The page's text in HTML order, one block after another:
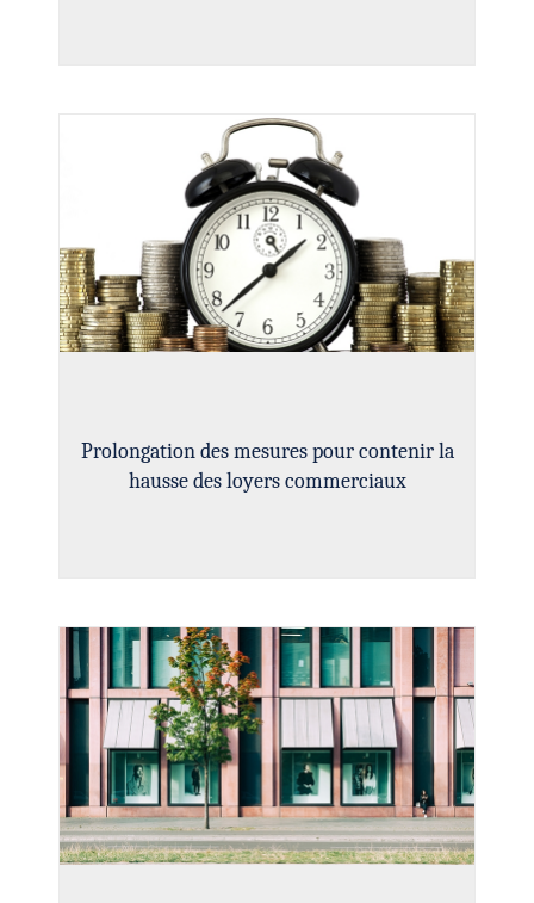
Prolongation des mesures pour contenir la
hausse des loyers commerciaux